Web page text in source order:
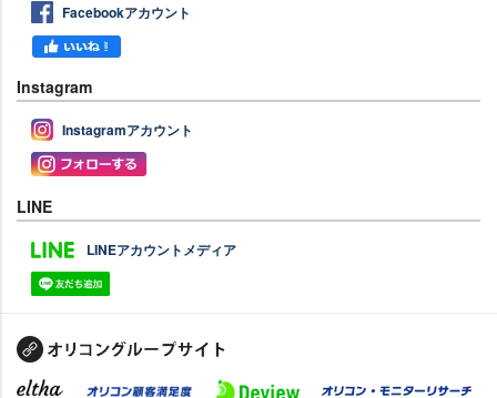
Facebookアカウント
Instagram
Instagramアカウント
LINE
LINEアカウントメディア